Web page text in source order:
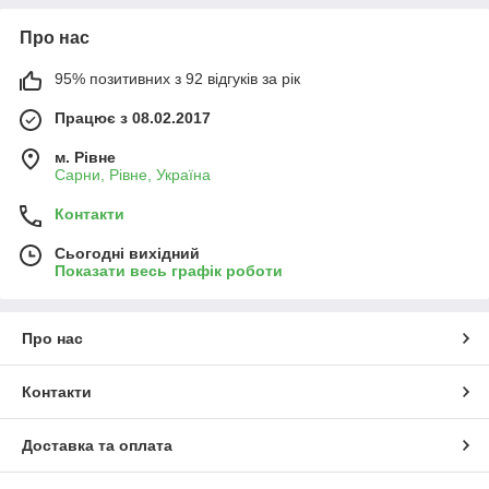
Про нас
95% позитивних з 92 відгуків за рік
Працює з 08.02.2017
м. Рівне
Сарни, Рівне, Україна
Контакти
Сьогодні вихідний
Показати весь графік роботи
Про нас
Контакти
Доставка та оплата